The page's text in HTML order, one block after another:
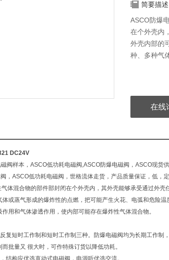
简要描述
ASCO防爆
在个外壳内
外壳内部的
种、多种气
在线
DC24V
阀样本，ASCO低功耗电磁阀,ASCO防爆电磁阀，ASCO现货
，ASCO低功耗电磁阀，世格流体走货，产品质量保证，低，
体混合物的部件部封闭在个外壳内，其外壳能够承受通过外
或蒸气形成的爆炸性的点燃，把可能产生火花、电弧和危险
用和气体渗透作用，使内部可能存在爆炸性气体混合物。
复短时工作制和短时工作制三种。防爆电磁阀均为长期工作
批量又 很大时，可作特殊订货以降低功耗。
结构应优选直动式电磁阀，电源听优选交流。